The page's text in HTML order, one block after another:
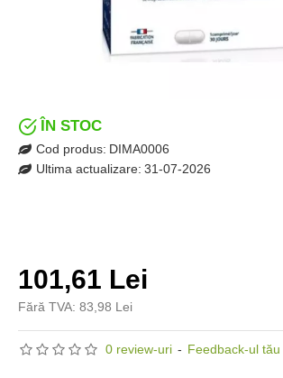
0 review-uri - Feedback-ul tău
101,61 Lei
Fără TVA: 83,98 Lei
ÎN STOC
Cod produs: DIMA0006
Ultima actualizare: 31-07-2026